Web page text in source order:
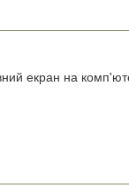
екран на